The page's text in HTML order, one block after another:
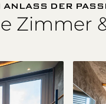
ANLASS DER
Zimmer